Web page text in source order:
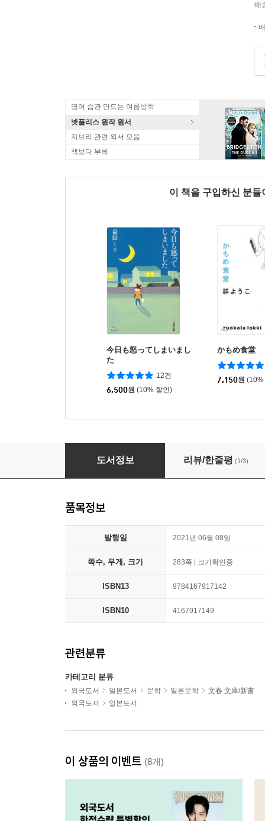
배
영어 습관 만드는 여름방학
넷플리스 원작 원서
지브리 관련 외서 모음
책보다 부록
이 책을 구입하신 분
今日も怒ってしまいまし
た
12건
6,500원 (10% 할인)
かもめ食堂
7,150원 (10%
澤村さん家のこんな每日 久しぶりの旅行と日
도서정보 리뷰/한줄평 (1/3)
품목정보
발행일 2021년 06월 08일
쪽수, 무게, 크기 283쪽 | 크기확인중
ISBN13 9784167917142
ISBN10 4167917149
관련분류
카테고리 분류
외국도서 일본도서 문학 일본문학
文春 文庫/新書
외국도서
일본도서
이 상품의 이벤트 (8개)